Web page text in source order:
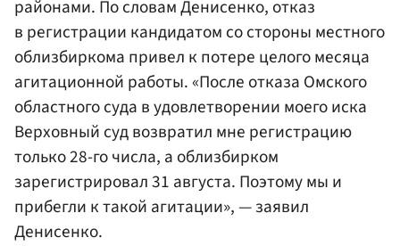
районами. По словам Денисенко, отказ
в регистрации кандидатом со стороны местного
облизбиркома привел к потере целого месяца
агитационной работы. «После отказа Омского
областного суда в удовлетворении моего иска
Верховный суд возвратил мне регистрацию
только 28-го числа, а облизбирком
зарегистрировал 31 августа. Поэтому мы и
прибегли к такой агитации», — заявил
Денисенко.